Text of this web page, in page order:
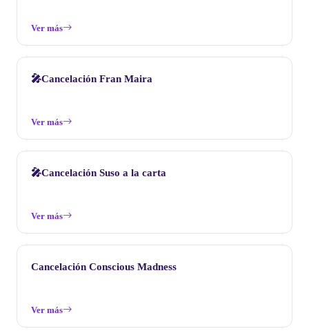
Ver más
🎤Cancelación Fran Maira
Ver más
🎤Cancelación Suso a la carta
Ver más
Cancelación Conscious Madness
Ver más